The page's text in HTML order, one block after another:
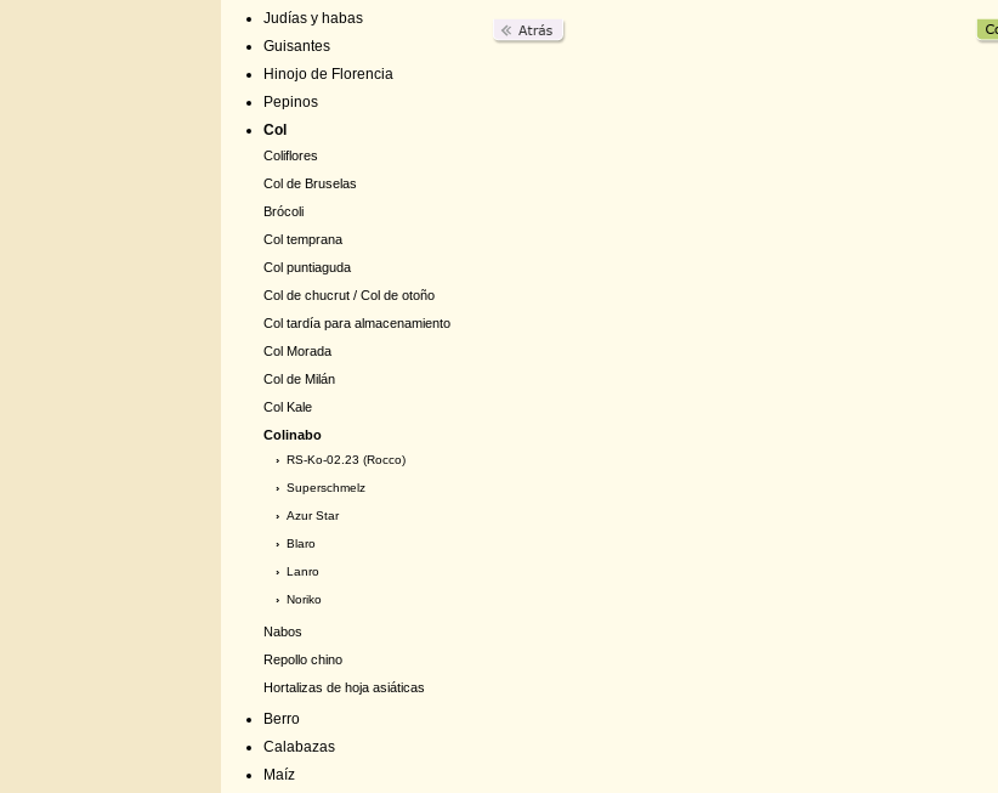
Judías y habas
Guisantes
Hinojo de Florencia
Pepinos
Col
Coliflores
Col de Bruselas
Brócoli
Col temprana
Col puntiaguda
Col de chucrut / Col de otoño
Col tardía para almacenamiento
Col Morada
Col de Milán
Col Kale
Colinabo
› RS-Ko-02.23 (Rocco)
› Superschmelz
› Azur Star
› Blaro
› Lanro
› Noriko
Nabos
Repollo chino
Hortalizas de hoja asiáticas
Berro
Calabazas
Maíz